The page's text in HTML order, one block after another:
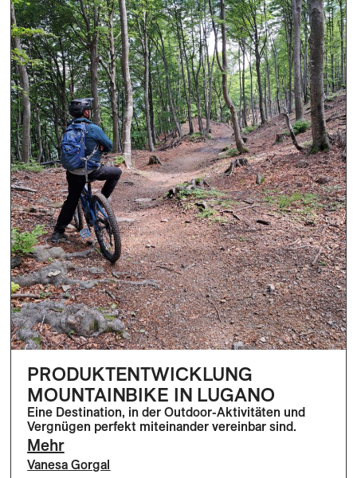
PRODUKTENTWICKLUNG
MOUNTAINBIKE IN LUGANO
Eine Destination, in der Outdoor-Aktivitäten und
Vergnügen perfekt miteinander vereinbar sind.
Mehr
Vanesa Gorgal